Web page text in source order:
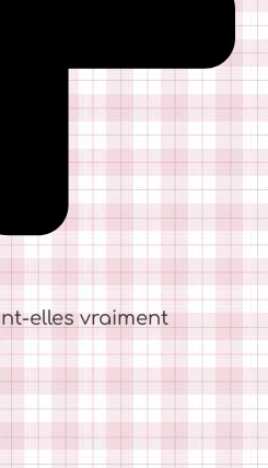
elles vraiment